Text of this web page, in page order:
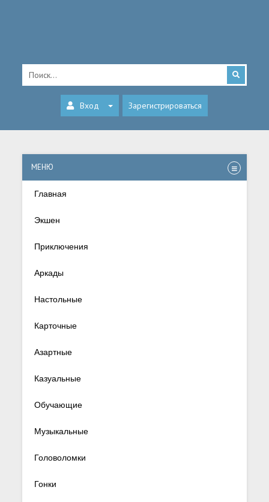
Вход Зарегистрироваться
МЕНЮ
Главная
Экшен
Приключения
Аркады
Настольные
Карточные
Азартные
Казуальные
Обучающие
Музыкальные
Головоломки
Гонки